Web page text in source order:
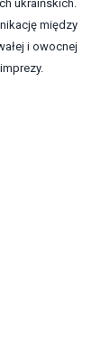
ukraińskich.
między
i owocnej